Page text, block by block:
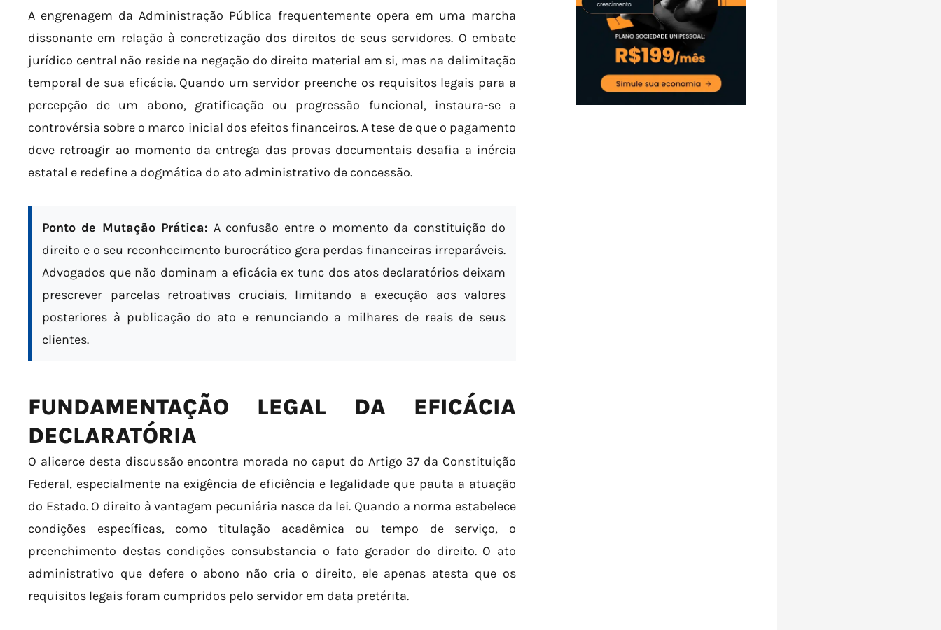
A engrenagem da Administração Pública frequentemente opera em uma marcha
dissonante em relação à concretização dos direitos de seus servidores. O embate
jurídico central não reside na negação do direito material em si, mas na delimitação
temporal de sua eficácia. Quando um servidor preenche os requisitos legais para a
percepção de um abono, gratificação ou progressão funcional, instaura-se a
controvérsia sobre o marco inicial dos efeitos financeiros. A tese de que o pagamento
deve retroagir ao momento da entrega das provas documentais desafia a inércia
estatal e redefine a dogmática do ato administrativo de concessão.
Ponto de Mutação Prática: A confusão entre o momento da constituição do
direito e o seu reconhecimento burocrático gera perdas financeiras irreparáveis.
Advogados que não dominam a eficácia ex tunc dos atos declaratórios deixam
prescrever parcelas retroativas cruciais, limitando a execução aos valores
posteriores à publicação do ato e renunciando a milhares de reais de seus
clientes.
FUNDAMENTAÇÃO LEGAL DA EFICÁCIA
DECLARATÓRIA
O alicerce desta discussão encontra morada no caput do Artigo 37 da Constituição
Federal, especialmente na exigência de eficiência e legalidade que pauta a atuação
do Estado. O direito à vantagem pecuniária nasce da lei. Quando a norma estabelece
condições específicas, como titulação acadêmica ou tempo de serviço, o
preenchimento destas condições consubstancia o fato gerador do direito. O ato
administrativo que defere o abono não cria o direito, ele apenas atesta que os
requisitos legais foram cumpridos pelo servidor em data pretérita.